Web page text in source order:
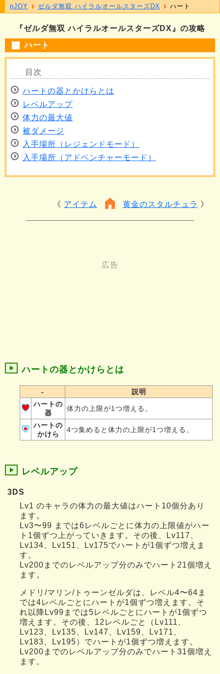
『ゼルダ無双 ハイラルオールスターズDX』の攻略
ハート
ハートの器とかけらとは
レベルアップ
体力の最大値
被ダメージ
入手場所（レジェンドモード）
入手場所（アドベンチャーモード）
アイテム 黄金のスタルチュラ
ハートの器とかけらとは
-
説明
ハートの
器
体力の上限が1つ増える。
ハートの
かけら
4つ集めると体力の上限が1つ増える。
レベルアップ
3DS
Lv1 のキャラの体力の最大値はハート10個分あり
ます。
Lv3〜99 までは6レベルごとに体力の上限値がハー
ト1個ずつ上がっていきます。その後、Lv117、
Lv134、Lv151、Lv175でハートが1個ずつ増えま
す。
Lv200までのレベルアップ分のみでハート21個増え
ます。
メドリ/マリン/トゥーンゼルダは、レベル4〜64ま
では4レベルごとにハートが1個ずつ増えます。そ
れ以降Lv99までは5レベルごとにハートが1個ずつ
増えます。その後、12レベルごと（Lv111、
Lv123、Lv135、Lv147、Lv159、Lv171、
Lv183、Lv195）でハートが1個ずつ増えます。
Lv200までのレベルアップ分のみでハート31個増え
ます。
nJOY ゼルダ無双 ハイラルオールスターズDX ハート